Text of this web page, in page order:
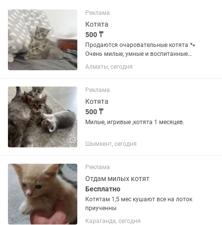
Реклама
Котята
500 ₸
Продаются очаровательные котята 🐾
Очень милые, умные и воспитанные
малыши ищут любящую семью!
Котята выросли в домашних условиях,
поэтому отлично социализированы и...
Алматы, сегодня
Реклама
Котята
500 ₸
Милые, игривые ,котята 1 месяцев.
Шымкент, сегодня
Реклама
Отдам милых котят
Бесплатно
Котятам 1,5 мес кушают все на лоток
приученны
Караганда, сегодня